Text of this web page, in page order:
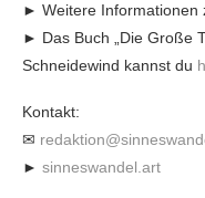
► Weitere Informationen
► Das Buch „Die Große
Schneidewind kannst du
Kontakt:
✉
► sinneswandel.art